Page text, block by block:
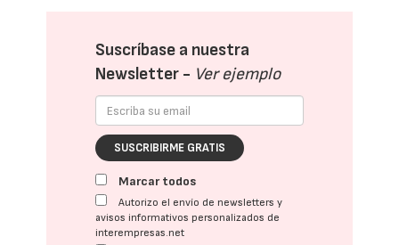
Suscríbase a nuestra
Newsletter - Ver ejemplo
SUSCRIBIRME GRATIS
Marcar todos
Autorizo el envío de newsletters y
avisos informativos personalizados de
interempresas.net